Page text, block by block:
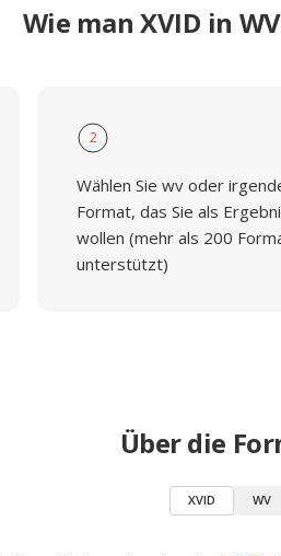
Wie man XVID in
2
Wählen Sie wv oder
Format, das Sie als
wollen (mehr als 200
unterstützt)
Über die
XVID WV